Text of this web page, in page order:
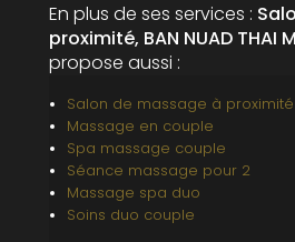
En plus de ses services :
proximité, BAN NUAD THAI
propose aussi :
Salon de massage à proximité
Massage en couple
Spa massage couple
Séance massage pour 2
Massage spa duo
Soins duo couple